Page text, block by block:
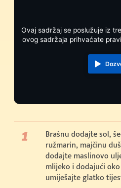
Ovaj sadržaj se poslužuje iz
ovog sadržaja prihvaćate
Brašnu dodajte sol,
ružmarin, majčinu
dodajte maslinovo
mlijeko i dodajući
umiješajte glatko